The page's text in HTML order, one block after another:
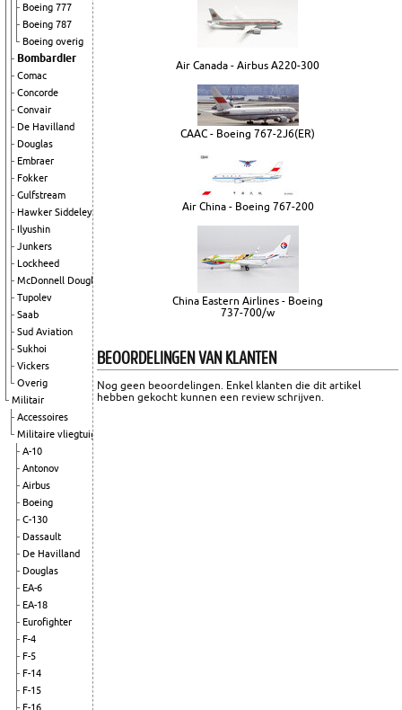
Boeing 777
Boeing 787
Boeing overig
Bombardier
Comac
Concorde
Convair
De Havilland
Douglas
Embraer
Fokker
Gulfstream
Hawker Siddeley
Ilyushin
Junkers
Lockheed
McDonnell Douglas
Tupolev
Saab
Sud Aviation
Sukhoi
Vickers
Overig
Militair
Accessoires
Militaire vliegtuigen
A-10
Antonov
Airbus
Boeing
C-130
Dassault
De Havilland
Douglas
EA-6
EA-18
Eurofighter
F-4
F-5
F-14
F-15
F-16
Air Canada - Airbus A220-300
CAAC - Boeing 767-2J6(ER)
Air China - Boeing 767-200
China Eastern Airlines - Boeing
737-700/w
BEOORDELINGEN VAN KLANTEN
Nog geen beoordelingen. Enkel klanten die dit artikel
hebben gekocht kunnen een review schrijven.